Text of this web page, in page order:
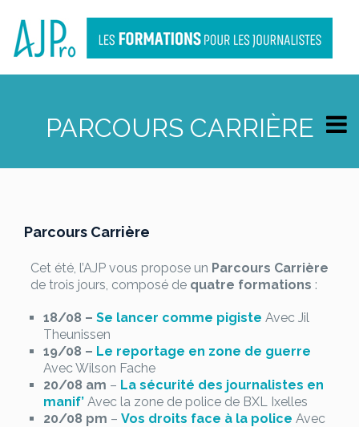
PARCOURS CARRIÈRE
Parcours Carrière
Cet été, l’AJP vous propose un Parcours Carrière
de trois jours, composé de quatre formations :
18/08 – Se lancer comme pigiste Avec Jil
Theunissen
19/08 – Le reportage en zone de guerre
Avec Wilson Fache
20/08 am – La sécurité des journalistes en
manif’Avec la zone de police de BXL Ixelles
20/08 pm – Vos droits face à la police Avec